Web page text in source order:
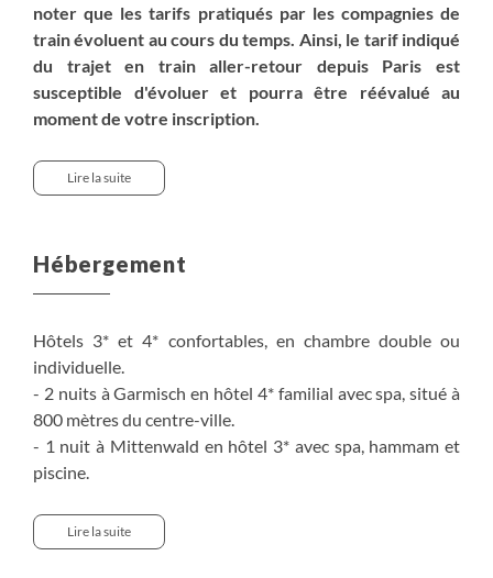
noter que les tarifs pratiqués par les compagnies de
train évoluent au cours du temps. Ainsi, le tarif indiqué
du trajet en train aller-retour depuis Paris est
susceptible d'évoluer et pourra être réévalué au
moment de votre inscription.
tarifaire sera à prévoir, consultez nos équipes de
vente.
- en chambre double : basse saison
205€, haute
Lire la suite
Hébergement
Hôtels 3* et 4* confortables, en chambre double ou
individuelle.
- 2 nuits à Garmisch en hôtel 4* familial avec spa, situé à
800 mètres du centre-ville.
- 1 nuit à Mittenwald en hôtel 3* avec spa, hammam et
piscine.
cœur des montagnes du Wetterstein, avec un espace
spa.
Lire la suite